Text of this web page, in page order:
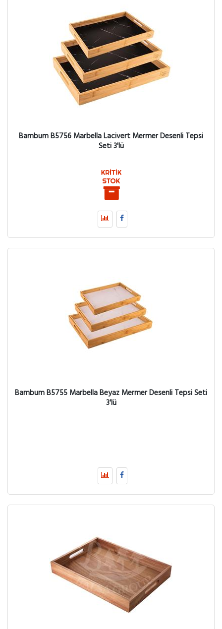
Bambum B5756 Marbella Lacivert Mermer Desenli Tepsi
Seti 3'lü
Bambum B5755 Marbella Beyaz Mermer Desenli Tepsi Seti
3'lü